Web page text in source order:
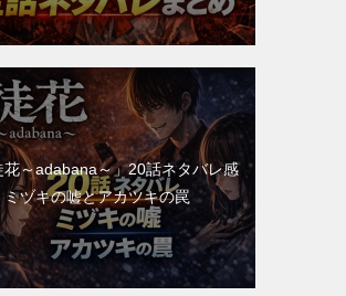
花～adabana～」20話ネタバレ感
ミヅキの嘘とアカツキの罠